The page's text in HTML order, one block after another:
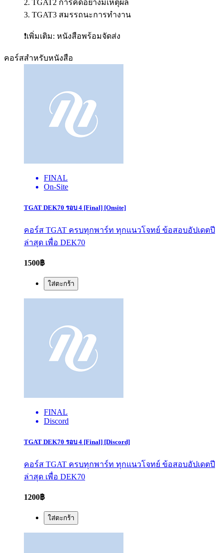
2. TGAT2 การคิดอย่างมีเหตุผล
3. TGAT3 สมรรถนะการทำงาน
❗เพิ่มเติม: หนังสือพร้อมจัดส่ง
คอร์สสำหรับหนังสือ
FINAL
On-Site
TGAT DEK70 รอบ 4 [Final] [Onsite]
คอร์ส TGAT ครบทุกพาร์ท ทุกแนวโจทย์ ข้อสอบอัปเดตปี
ล่าสุด เพื่อ DEK70
1500฿
ใส่ตะกร้า
FINAL
Discord
TGAT DEK70 รอบ 4 [Final] [Discord]
คอร์ส TGAT ครบทุกพาร์ท ทุกแนวโจทย์ ข้อสอบอัปเดตปี
ล่าสุด เพื่อ DEK70
1200฿
ใส่ตะกร้า